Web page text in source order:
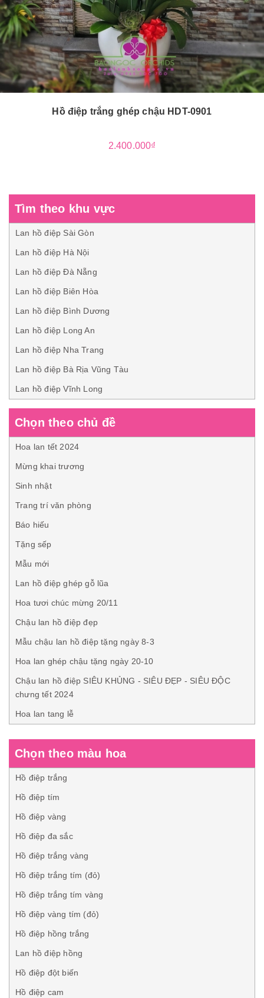
Hồ điệp trắng ghép chậu HDT-0901
2.400.000₫
Tìm theo khu vực
Lan hồ điệp Sài Gòn
Lan hồ điệp Hà Nội
Lan hồ điệp Đà Nẵng
Lan hồ điệp Biên Hòa
Lan hồ điệp Bình Dương
Lan hồ điệp Long An
Lan hồ điệp Nha Trang
Lan hồ điệp Bà Rịa Vũng Tàu
Lan hồ điệp Vĩnh Long
Chọn theo chủ đề
Hoa lan tết 2024
Mừng khai trương
Sinh nhật
Trang trí văn phòng
Báo hiếu
Tặng sếp
Mẫu mới
Lan hồ điệp ghép gỗ lũa
Hoa tươi chúc mừng 20/11
Chậu lan hồ điệp đẹp
Mẫu chậu lan hồ điệp tặng ngày 8-3
Hoa lan ghép chậu tặng ngày 20-10
Chậu lan hồ điệp SIÊU KHỦNG - SIÊU ĐẸP - SIÊU ĐỘC
chưng tết 2024
Hoa lan tang lễ
Chọn theo màu hoa
Hồ điệp trắng
Hồ điệp tím
Hồ điệp vàng
Hồ điệp đa sắc
Hồ điệp trắng vàng
Hồ điệp trắng tím (đỏ)
Hồ điệp trắng tím vàng
Hồ điệp vàng tím (đỏ)
Hồ điệp hồng trắng
Lan hồ điệp hồng
Hồ điệp đột biến
Hồ điệp cam